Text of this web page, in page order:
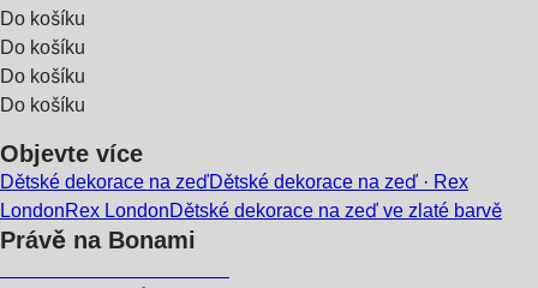
Do košíku
Do košíku
Do košíku
Do košíku
Objevte více
Dětské dekorace na zeďDětské dekorace na zeď · Rex
LondonRex LondonDětské dekorace na zeď ve zlaté barvě
Právě na Bonami